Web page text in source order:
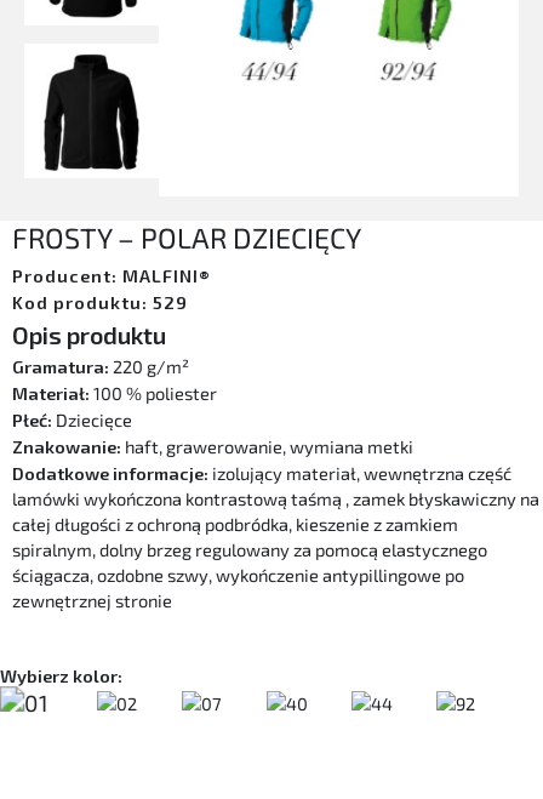
FROSTY – POLAR DZIECIĘCY
Producent: MALFINI®
Kod produktu: 529
Opis produktu
Gramatura: 220 g/m²
Materiał: 100 % poliester
Płeć: Dziecięce
Znakowanie: haft, grawerowanie, wymiana metki
Dodatkowe informacje: izolujący materiał, wewnętrzna część
lamówki wykończona kontrastową taśmą , zamek błyskawiczny na
całej długości z ochroną podbródka, kieszenie z zamkiem
spiralnym, dolny brzeg regulowany za pomocą elastycznego
ściągacza, ozdobne szwy, wykończenie antypillingowe po
zewnętrznej stronie
Wybierz kolor: